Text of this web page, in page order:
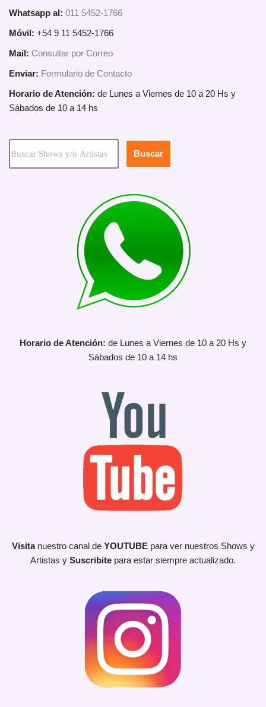
Whatsapp al: 011 5452-1766
Móvil: +54 9 11 5452-1766
Mail: Consultar por Correo
Enviar: Formulario de Contacto
Horario de Atención: de Lunes a Viernes de 10 a 20 Hs y
Sábados de 10 a 14 hs
Buscar
Horario de Atención: de Lunes a Viernes de 10 a 20 Hs y
Sábados de 10 a 14 hs
Visita nuestro canal de YOUTUBEpara ver nuestros Shows y
Artistas y Suscribite para estar siempre actualizado.